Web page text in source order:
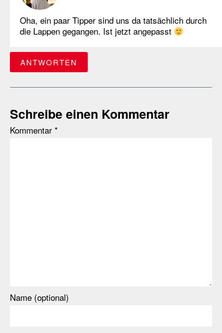
Oha, ein paar Tipper sind uns da tatsächlich durch
die Lappen gegangen. Ist jetzt angepasst
ANTWORTEN
Schreibe einen Kommentar
Kommentar *
Name (optional)